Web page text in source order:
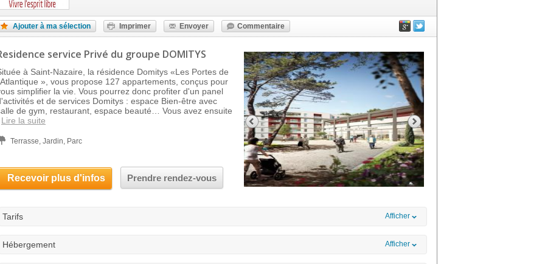
Ajouter à ma sélection Imprimer Envoyer Commentaire
service Privé du groupe DOMITYS
à Saint-Nazaire, la résidence Domitys «Les Portes de
», vous propose 127 appartements, conçus pour
simplifier la vie. Vous pourrez donc profiter d'un panel
et de services Domitys : espace Bien-être avec
de gym, restaurant, espace beauté… Vous avez ensuite
Lire la suite
Terrasse, Jardin, Parc
Recevoir plus d'infos Prendre rendez-vous
Tarifs Afficher
Hébergement Afficher